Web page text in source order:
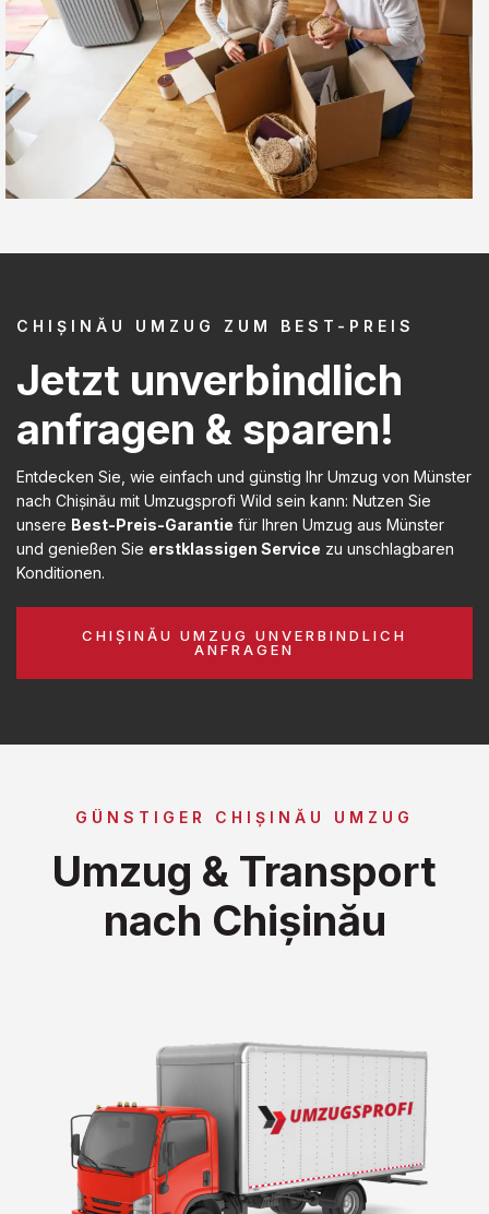
CHIȘINĂU UMZUG ZUM BEST-PREIS
Jetzt unverbindlich
anfragen & sparen!
Entdecken Sie, wie einfach und günstig Ihr Umzug von Münster
nach Chișinău mit Umzugsprofi Wild sein kann: Nutzen Sie
unsere Best-Preis-Garantie für Ihren Umzug aus Münster
und genießen Sie erstklassigen Service zu unschlagbaren
Konditionen.
CHIȘINĂU UMZUG UNVERBINDLICH
ANFRAGEN
GÜNSTIGER CHIȘINĂU UMZUG
Umzug & Transport
nach Chișinău